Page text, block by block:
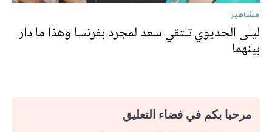
مشاهير
ليلى الحديوي تلتقي سعد لمجرد بفرنسا وهذا ما دار
بينهما
مرحبا بكم في فضاء التعليق